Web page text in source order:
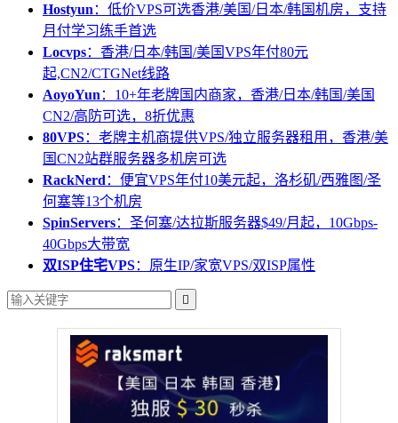
Hostyun ：低价VPS可选香港/美国/日本/韩国机房，支持
月付学习练手首选
Locvps：香港/日本/韩国/美国VPS年付80元
起,CN2/CTGNet线路
AoyoYun ：10+年老牌国内商家，香港/日本/韩国/美国
CN2/高防可选，8折优惠
80VPS：老牌主机商提供VPS/独立服务器租用，香港/美
国CN2站群服务器多机房可选
RackNerd ：便宜VPS年付10美元起，洛杉矶/西雅图/圣
何塞等13个机房
SpinServers：圣何塞/达拉斯服务器$49/月起，10Gbps-
40Gbps大带宽
双ISP住宅VPS：原生IP/家宽VPS/双ISP属性
